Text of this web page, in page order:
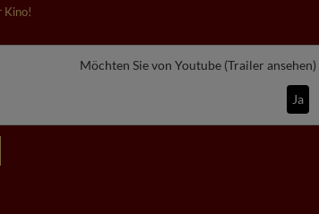
Kino!
Möchten Sie von Youtube (Trailer ansehen)
Ja